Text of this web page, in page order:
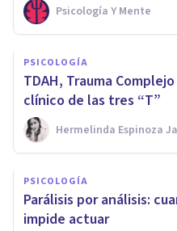
Psicología Y Mente
PSICOLOGÍA
TDAH, Trauma
clínico de las tres “T”
Hermelinda Espinoza
PSICOLOGÍA
Parálisis por análisis:
impide actuar